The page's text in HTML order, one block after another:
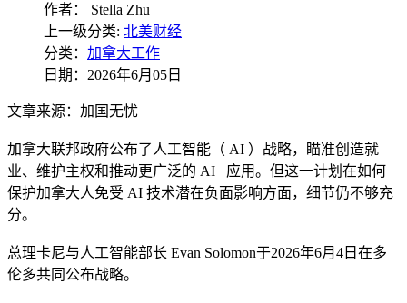
作者： Stella Zhu
上一级分类: 北美财经
分类： 加拿大工作
日期：2026年6月05日
文章来源：加国无忧
加拿大联邦政府公布了人工智能（ AI ）战略，瞄准创造就
业、维护主权和推动更广泛的 AI 应用。但这一计划在如何
保护加拿大人免受 AI 技术潜在负面影响方面，细节仍不够充
分。
总理卡尼与人工智能部长 Evan Solomon于2026年6月4日在多
伦多共同公布战略。